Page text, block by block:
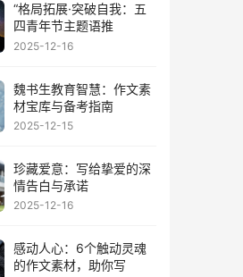
“格局拓展·突破自我：五
四青年节主题语推
2025-12-16
魏书生教育智慧：作文素
材宝库与备考指南
2025-12-15
珍藏爱意：写给挚爱的深
情告白与承诺
2025-12-16
感动人心：6个触动灵魂
的作文素材，助你写